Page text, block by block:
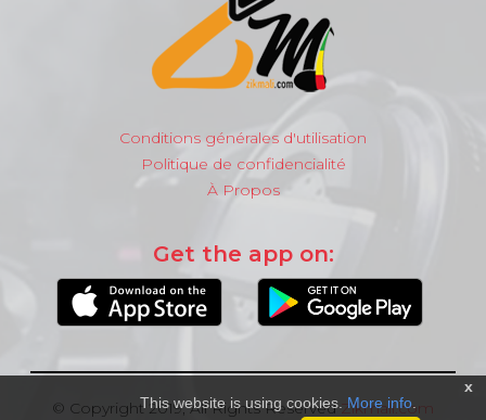
Conditions générales d'utilisation
Politique de confidencialité
À Propos
Get the app on:
© Copyright 2019, All Rights ReservedZikmali.com
x
This website is using cookies. More info